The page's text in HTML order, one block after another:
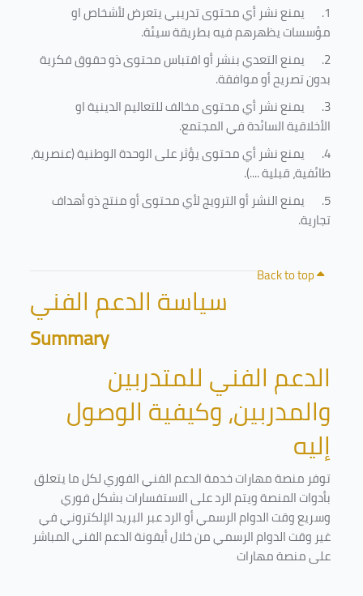
1.
يمنع نشر أي محتوى تدريبي يتعرض لأشخاص او
مؤسسات يظهرهم فيه بطريقة سيئة.
2.
يمنع التعدي بنشر أو اقتباس محتوى ذو حقوق فكرية
بدون تصريح أو موافقة.
3.
يمنع نشر أي محتوى مخالف للتعاليم الدينية او
الأخلاقية السائدة في المجتمع.
4.
يمنع نشر أي محتوى يؤثر على الوحدة الوطنية (عنصرية،
طائفية، قبلية ....).
5.
يمنع النشر أو الترويج لأي محتوى أو منتج ذو أهداف
تجارية.
Back to top
سياسة الدعم الفني
Summary
الدعم الفني للمتدربين
والمدربين، وكيفية الوصول
إليه
توفر منصة مهارات خدمة الدعم الفني الفوري لكل ما يتعلق
بأدوات المنصة ويتم الرد على الاستفسارات بشكل فوري
وسريع وقت الدوام الرسمي أو الرد عبر البريد الإلكتروني في
غير وقت الدوام الرسمي من خلال أيقونة الدعم الفني المباشر
على منصة مهارات